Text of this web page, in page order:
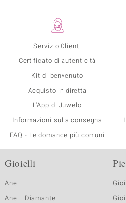
Servizio Clienti
Certificato di autenticità
Kit di benvenuto
Acquisto in diretta
L'App di Juwelo
Informazioni sulla consegna
FAQ - Le domande più comuni
Gioielli
Anelli
Anelli Diamante